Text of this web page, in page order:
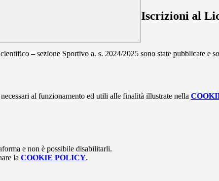
Iscrizioni al
– sezione Sportivo a. s. 2024/2025 sono state pubblicate e
al funzionamento ed utili alle finalità illustrate nella
e non è possibile disabilitarli.
la COOKIE POLICY.